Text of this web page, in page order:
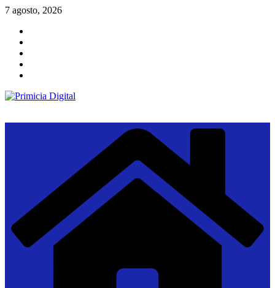
Saltar
contenido
7 agosto, 2026